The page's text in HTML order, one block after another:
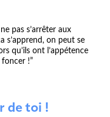
pas s’arrêter aux
s’apprend, on peut se
qu’ils ont l’appétence
!”
de toi !